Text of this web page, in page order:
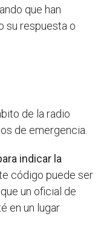
que han
su respuesta o
de la radio
de emergencia.
indicar la
código puede ser
un oficial de
en un lugar